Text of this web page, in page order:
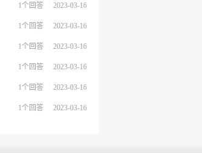
1个回答 2023-03-16
1个回答 2023-03-16
1个回答 2023-03-16
1个回答 2023-03-16
1个回答 2023-03-16
1个回答 2023-03-16